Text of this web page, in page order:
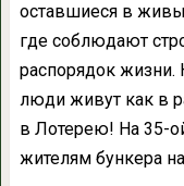
оставшиеся в
где соблюдают
распорядок жизни.
люди живут как в
в Лотерею! На 35-
жителям бункера